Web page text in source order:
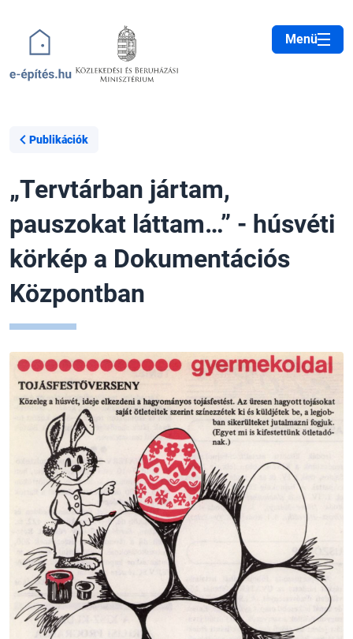
Menü
Publikációk
„Tervtárban jártam,
pauszokat láttam…” - húsvéti
körkép a Dokumentációs
Központban